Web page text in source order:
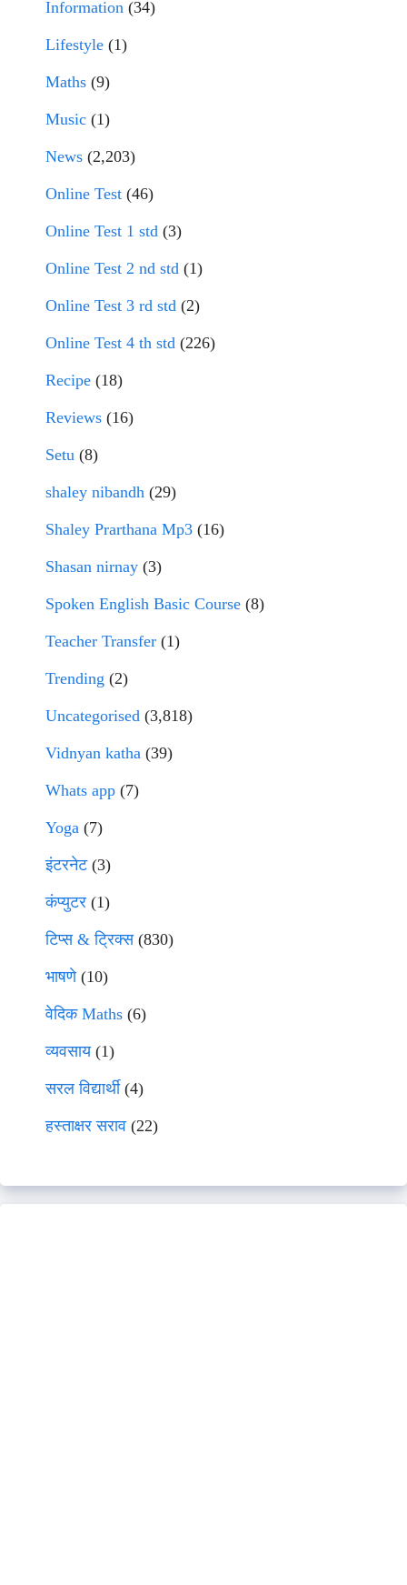
Information (34)
Lifestyle (1)
Maths (9)
Music (1)
News (2,203)
Online Test (46)
Online Test 1 std (3)
Online Test 2 nd std (1)
Online Test 3 rd std (2)
Online Test 4 th std (226)
Recipe (18)
Reviews (16)
Setu (8)
shaley nibandh (29)
Shaley Prarthana Mp3 (16)
Shasan nirnay (3)
Spoken English Basic Course (8)
Teacher Transfer (1)
Trending (2)
Uncategorised (3,818)
Vidnyan katha (39)
Whats app (7)
Yoga (7)
इंटरनेट(3)
कंप्युटर (1)
टिप्स & ट्रिक्स(830)
भाषणे(10)
वेदिक Maths (6)
व्यवसाय(1)
सरल विद्यार्थी(4)
हस्ताक्षर सराव (22)